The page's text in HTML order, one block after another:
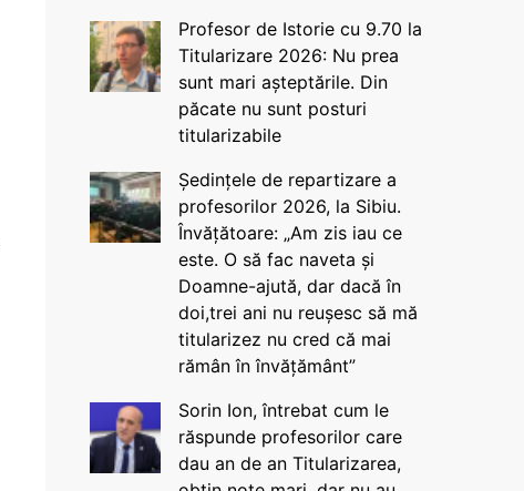
Profesor de Istorie cu 9.70 la
Titularizare 2026: Nu prea
sunt mari așteptările. Din
păcate nu sunt posturi
titularizabile
Ședințele de repartizare a
profesorilor 2026, la Sibiu.
Învățătoare: „Am zis iau ce
este. O să fac naveta și
Doamne-ajută, dar dacă în
doi,trei ani nu reușesc să mă
titularizez nu cred că mai
rămân în învățământ”
Sorin Ion, întrebat cum le
răspunde profesorilor care
dau an de an Titularizarea,